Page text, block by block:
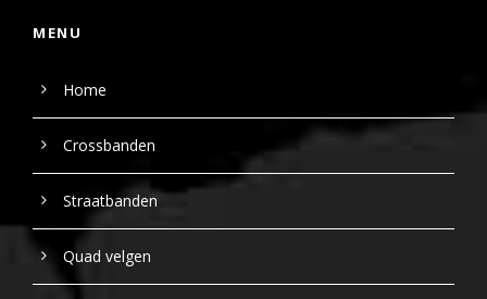
MENU
Home
Crossbanden
Straatbanden
Quad velgen